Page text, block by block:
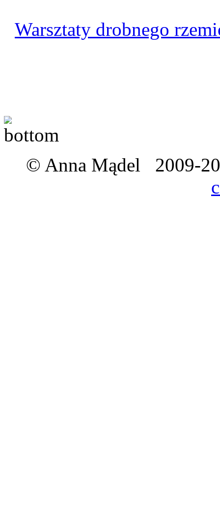
Warsztaty drobnego
© Anna Mądel 2009-